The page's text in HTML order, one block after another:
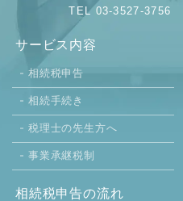
TEL 03-3527-3756
サービス内容
相続税申告
相続手続き
税理士の先生方へ
事業承継税制
相続税申告の流れ